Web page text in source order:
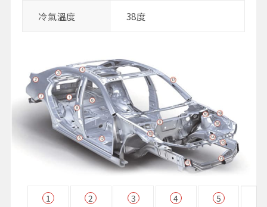
冷氣溫度 38度
1
2
3
4
5